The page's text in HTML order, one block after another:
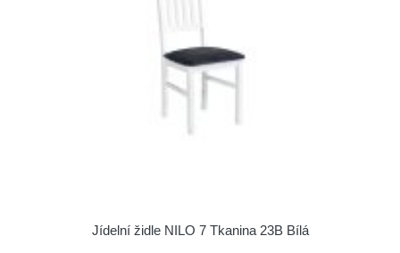
Jídelní židle NILO 7 Tkanina 23B Bílá